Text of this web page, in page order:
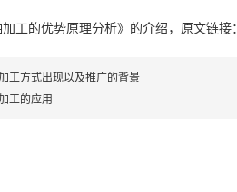
工的优势原理分析》 的介绍，原文链接：
工方式出现以及推广的背景
工的应用